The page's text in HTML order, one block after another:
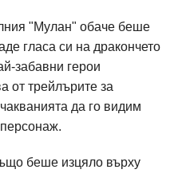
"Мулан" обаче беше
гласа си на дракончето
забавни герои
от трейлърите за
да го видим
беше изцяло върху